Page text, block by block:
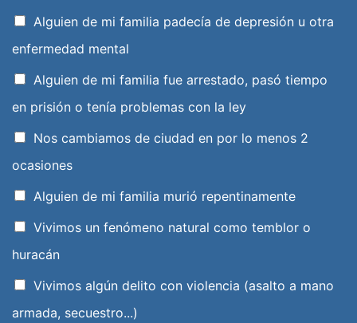
Alguien de mi familia padecía de depresión u otra
enfermedad mental
Alguien de mi familia fue arrestado, pasó tiempo
en prisión o tenía problemas con la ley
Nos cambiamos de ciudad en por lo menos 2
ocasiones
Alguien de mi familia murió repentinamente
Vivimos un fenómeno natural como temblor o
huracán
Vivimos algún delito con violencia (asalto a mano
armada, secuestro...)